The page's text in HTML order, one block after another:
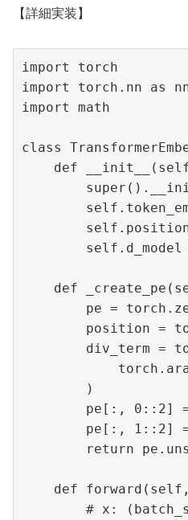
【詳細実装】
import torch
import torch.nn as
import math
class
def
self.d_model
def
pe =
position =
div_term =
        )
pe[:, 0::2]
pe[:, 1::2]
return
def
# x: